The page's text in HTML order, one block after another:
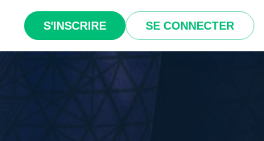
S'INSCRIRE SE CONNECTER